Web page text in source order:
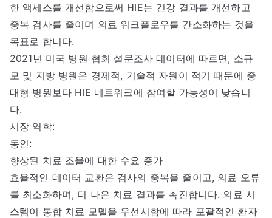
한 액세스를 개선함으로써 HIE는 건강 결과를 개선하고
중복 검사를 줄이며 의료 워크플로우를 간소화하는 것을
목표로 합니다.
2021년 미국 병원 협회 설문조사 데이터에 따르면, 소규
모 및 지방 병원은 경제적, 기술적 자원이 적기 때문에 중
대형 병원보다 HIE 네트워크에 참여할 가능성이 낮습니
다.
시장 역학:
동인:
향상된 치료 조율에 대한 수요 증가
효율적인 데이터 교환은 검사의 중복을 줄이고, 의료 오류
를 최소화하며, 더 나은 치료 결과를 촉진합니다. 의료 시
스템이 통합 치료 모델을 우선시함에 따라 포괄적인 환자